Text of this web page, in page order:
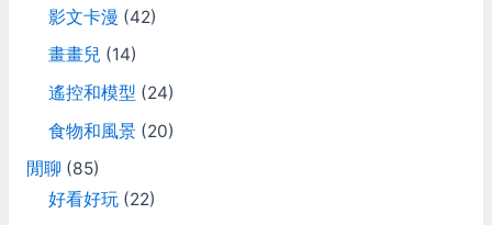
影文卡漫 (42)
畫畫兒 (14)
遙控和模型 (24)
食物和風景(20)
閒聊 (85)
好看好玩(22)